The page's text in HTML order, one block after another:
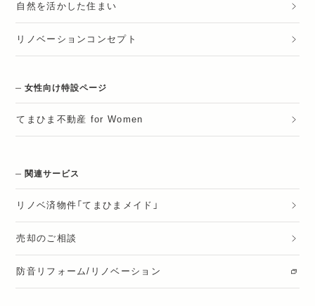
自然を活かした住まい
リノベーションコンセプト
女性向け特設ページ
てまひま不動産 for Women
関連サービス
リノベ済物件「てまひまメイド」
売却のご相談
防音リフォーム/リノベーション